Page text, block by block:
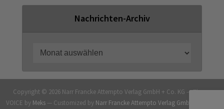
Nachrichten-Archiv
Copyright © 2026 Narr Francke Attempto Verlag GmbH + Co. KG — Theme
VOICE by Meks— Customized by Narr Francke Attempto Verlag GmbH + Co. KG